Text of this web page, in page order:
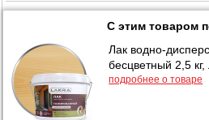
С этим товаром
Лак водно-
бесцветный 2,5 кг,
подробнее о товаре